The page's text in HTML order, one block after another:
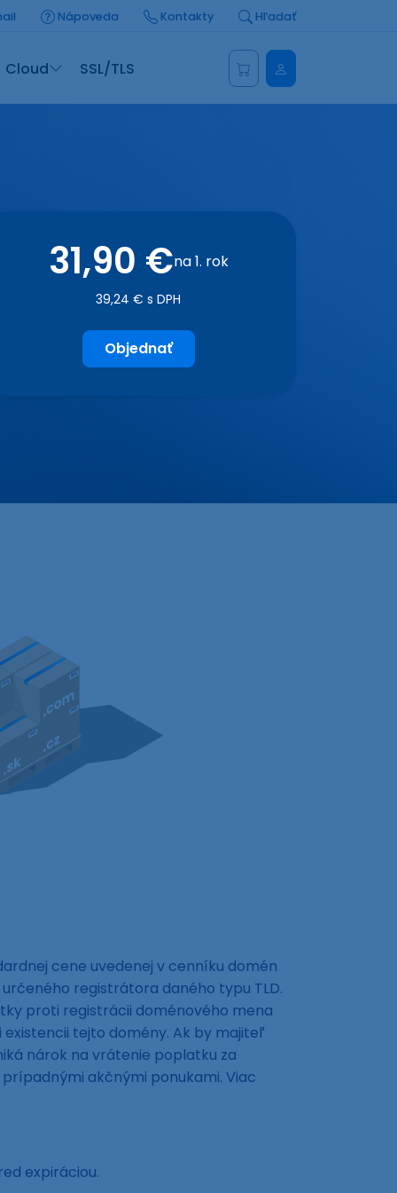
Nápoveda Kontakty Hľadať
Cloud SSL/TLS Administrácia
31,90 €na 1. rok
39,24 € s DPH
Objednať
cene uvedenej v cenníku domén
registrátora daného typu TLD.
proti registrácii doménového mena
tejto domény. Ak by majiteľ
nárok na vrátenie poplatku za
akčnými ponukami. Viac
expiráciou.